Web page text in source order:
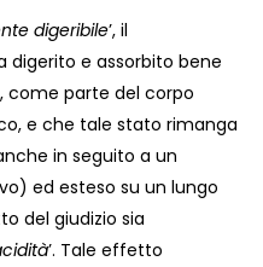
digeribile’, il
digerito e assorbito bene
come parte del corpo
e che tale stato rimanga
in seguito a un
ed esteso su un lungo
del giudizio sia
’. Tale effetto